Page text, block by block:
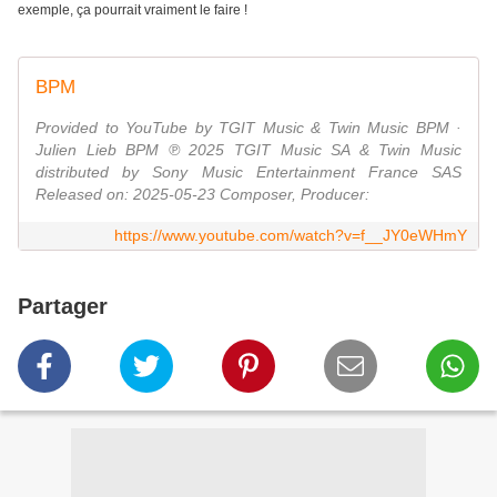
exemple, ça pourrait vraiment le faire !
BPM
Provided to YouTube by TGIT Music & Twin Music BPM ·
Julien Lieb BPM ℗ 2025 TGIT Music SA & Twin Music
distributed by Sony Music Entertainment France SAS
Released on: 2025-05-23 Composer, Producer:
https://www.youtube.com/watch?v=f__JY0eWHmY
Partager